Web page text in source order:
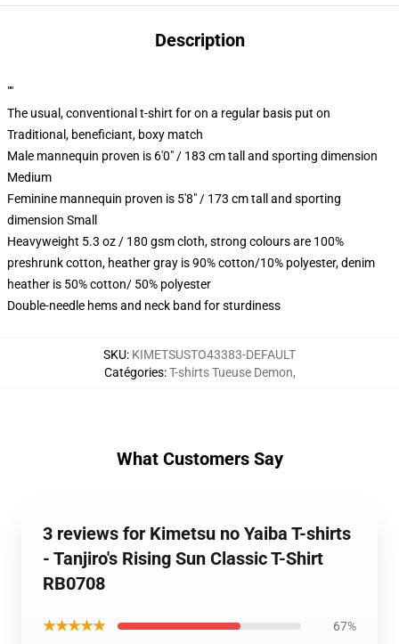
Description
""
The usual, conventional t-shirt for on a regular basis put on
Traditional, beneficiant, boxy match
Male mannequin proven is 6'0" / 183 cm tall and sporting dimension
Medium
Feminine mannequin proven is 5'8" / 173 cm tall and sporting
dimension Small
Heavyweight 5.3 oz / 180 gsm cloth, strong colours are 100%
preshrunk cotton, heather gray is 90% cotton/10% polyester, denim
heather is 50% cotton/ 50% polyester
Double-needle hems and neck band for sturdiness
SKU: KIMETSUSTO43383-DEFAULT
Catégories:T-shirts Tueuse Demon,
What Customers Say
3 reviews for Kimetsu no Yaiba T-shirts
- Tanjiro's Rising Sun Classic T-Shirt
RB0708
★★★★★ 67%